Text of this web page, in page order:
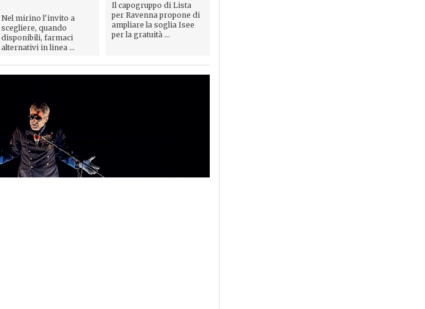
Nel mirino l'invito a
scegliere, quando
disponibili, farmaci
alternativi in linea ...
Il capogruppo di Lista
per Ravenna propone di
ampliare la soglia Isee
per la gratuità ...